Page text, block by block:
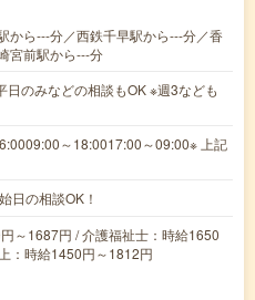
から---分／西鉄千早駅から---分／香
宮前駅から---分
日のみなどの相談もOK ※週3なども
～18:0017:00～09:00※ 上記
の相談OK！
～1687円 / 介護福祉士：時給1650
：時給1450円～1812円